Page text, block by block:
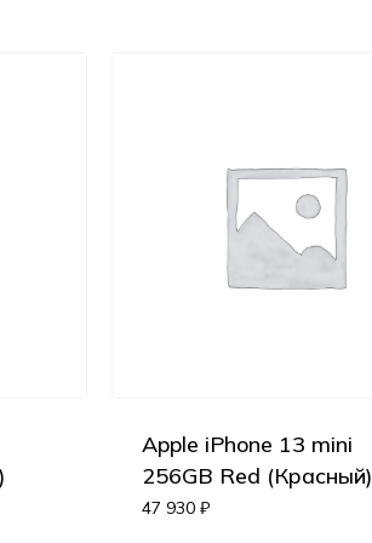
Корзина пуста.
Apple iPhone 13 mini
256GB Red (Красный)
47 930 ₽